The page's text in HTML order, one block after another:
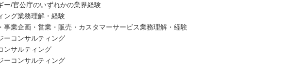
ー/官公庁のいずれかの業界経験
ング業務理解・経験
事業企画・営業・販売・カスタマーサービス業務理解・経験
ーコンサルティング
ンサルティング
ーコンサルティング